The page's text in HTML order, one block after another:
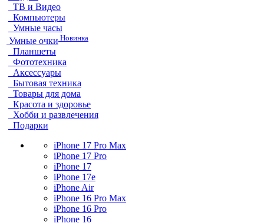
ТВ и Видео
Компьютеры
Умные часы
Умные очки Новинка
Планшеты
Фототехника
Аксессуары
Бытовая техника
Товары для дома
Красота и здоровье
Хобби и развлечения
Подарки
iPhone 17 Pro Max
iPhone 17 Pro
iPhone 17
iPhone 17e
iPhone Air
iPhone 16 Pro Max
iPhone 16 Pro
iPhone 16